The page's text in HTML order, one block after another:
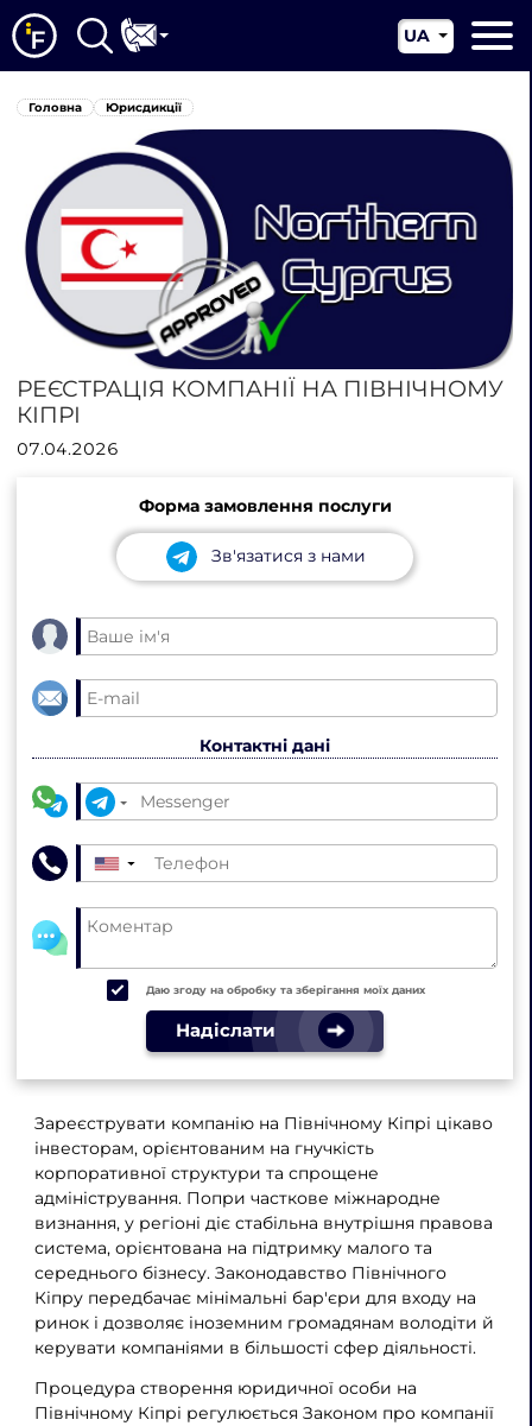
Про нас
Новини
Юрисдикції
UA
EN
Головна Юрисдикції
РЕЄСТРАЦІЯ КОМПАНІЇ НА ПІВНІЧНОМУ
КІПРІ
07.04.2026
Форма замовлення послуги
Зв'язатися з нами
Контактні дані
▼
Даю згоду на обробку та зберігання моїх даних
Надіслати
Зареєструвати компанію на Північному Кіпрі цікаво
інвесторам, орієнтованим на гнучкість
корпоративної структури та спрощене
адміністрування. Попри часткове міжнародне
визнання, у регіоні діє стабільна внутрішня правова
система, орієнтована на підтримку малого та
середнього бізнесу. Законодавство Північного
Кіпру передбачає мінімальні бар'єри для входу на
ринок і дозволяє іноземним громадянам володіти й
керувати компаніями в більшості сфер діяльності.
Процедура створення юридичної особи на
Північному Кіпрі регулюється Законом про компанії